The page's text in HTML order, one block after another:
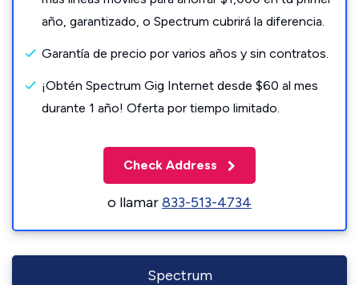
año, garantizado, o Spectrum cubrirá la diferencia.
Garantía de precio por varios años y sin contratos.
¡Obtén Spectrum Gig Internet desde $60 al mes
durante 1 año! Oferta por tiempo limitado.
Check Address
o llamar833-513-4734
Spectrum